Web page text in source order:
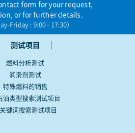
form for your request,
or for further details.
Friday : 9:00 - 17:30）
测试项目
燃料分析测试
润滑剂测试
特殊燃料的销售
油类型搜索测试项目
键词搜索测试项目